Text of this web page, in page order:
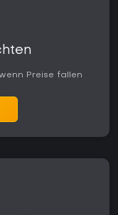
Preise fallen